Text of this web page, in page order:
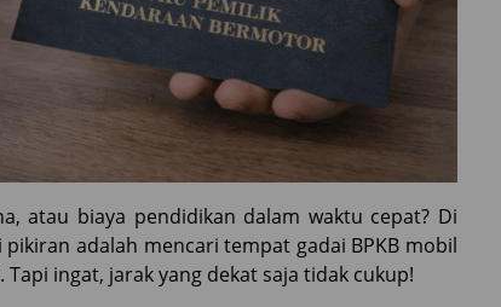
atau biaya pendidikan dalam waktu cepat? Di
adalah mencari tempat gadai BPKB mobil
ingat, jarak yang dekat saja tidak cukup!